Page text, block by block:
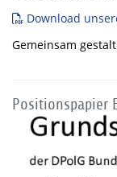
Download
Gemeinsam
Positionspapier